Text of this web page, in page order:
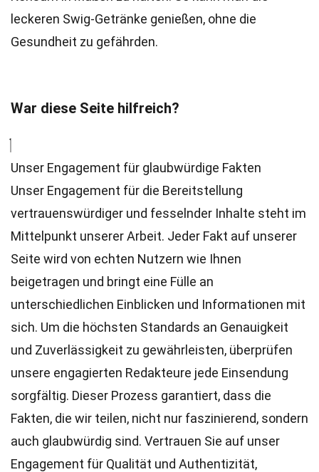
leckeren Swig-Getränke genießen, ohne die
Gesundheit zu gefährden.
War diese Seite hilfreich?
Unser Engagement für glaubwürdige Fakten
Unser Engagement für die Bereitstellung
vertrauenswürdiger und fesselnder Inhalte steht im
Mittelpunkt unserer Arbeit. Jeder Fakt auf unserer
Seite wird von echten Nutzern wie Ihnen
beigetragen und bringt eine Fülle an
unterschiedlichen Einblicken und Informationen mit
sich. Um die höchsten Standards an Genauigkeit
und Zuverlässigkeit zu gewährleisten, überprüfen
unsere engagierten Redakteure jede Einsendung
sorgfältig. Dieser Prozess garantiert, dass die
Fakten, die wir teilen, nicht nur faszinierend, sondern
auch glaubwürdig sind. Vertrauen Sie auf unser
Engagement für Qualität und Authentizität,